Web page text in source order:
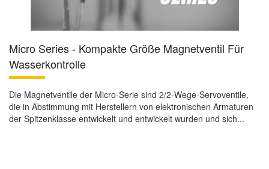
Micro Series - Kompakte Größe Magnetventil Für
Wasserkontrolle
Die Magnetventile der Micro-Serie sind 2/2-Wege-Servoventile,
die in Abstimmung mit Herstellern von elektronischen Armaturen
der Spitzenklasse entwickelt und entwickelt wurden und sich...